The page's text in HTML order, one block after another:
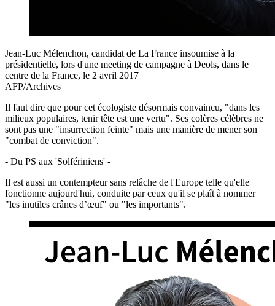
Jean-Luc Mélenchon, candidat de La France insoumise à la
présidentielle, lors d'une meeting de campagne à Deols, dans le
centre de la France, le 2 avril 2017
AFP/Archives
Il faut dire que pour cet écologiste désormais convaincu, "dans les
milieux populaires, tenir tête est une vertu". Ses colères célèbres ne
sont pas une "insurrection feinte" mais une manière de mener son
"combat de conviction".
- Du PS aux 'Solfériniens' -
Il est aussi un contempteur sans relâche de l'Europe telle qu'elle
fonctionne aujourd'hui, conduite par ceux qu'il se plaît à nommer
"les inutiles crânes d’œuf" ou "les importants".